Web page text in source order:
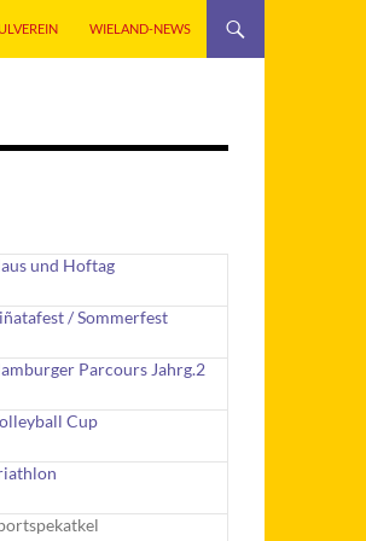
WIELAND-NEWS
und Hoftag
iñatafest / Sommerfest
Parcours Jahrg.2
Cup